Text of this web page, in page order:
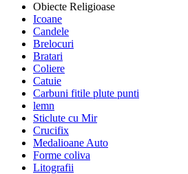
Obiecte Religioase
Icoane
Candele
Brelocuri
Bratari
Coliere
Catuie
Carbuni fitile plute punti
lemn
Sticlute cu Mir
Crucifix
Medalioane Auto
Forme coliva
Litografii